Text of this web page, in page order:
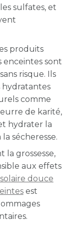
sulfates, et
produits
enceintes sont
risque. Ils
comme
de karité,
hydrater la
sécheresse.
la grossesse,
aux effets
douce
est